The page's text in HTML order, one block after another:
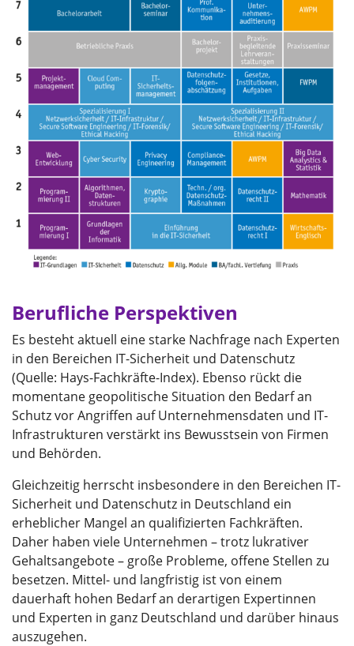
Berufliche Perspektiven
Es besteht aktuell eine starke Nachfrage nach Experten
in den Bereichen IT-Sicherheit und Datenschutz
(Quelle: Hays-Fachkräfte-Index). Ebenso rückt die
momentane geopolitische Situation den Bedarf an
Schutz vor Angriffen auf Unternehmensdaten und IT-
Infrastrukturen verstärkt ins Bewusstsein von Firmen
und Behörden.
Gleichzeitig herrscht insbesondere in den Bereichen IT-
Sicherheit und Datenschutz in Deutschland ein
erheblicher Mangel an qualifizierten Fachkräften.
Daher haben viele Unternehmen – trotz lukrativer
Gehaltsangebote – große Probleme, offene Stellen zu
besetzen. Mittel- und langfristig ist von einem
dauerhaft hohen Bedarf an derartigen Expertinnen
und Experten in ganz Deutschland und darüber hinaus
auszugehen.